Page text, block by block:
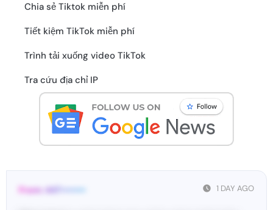
Chia sẻ Tiktok miễn phí
Tiết kiệm TikTok miễn phí
Trình tải xuống video TikTok
Tra cứu địa chỉ IP
1 DAY AGO
From: 447••••••••